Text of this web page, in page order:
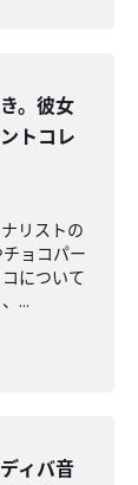
。彼女
トコレ
リストの
ョコパー
について
...
ィバ音